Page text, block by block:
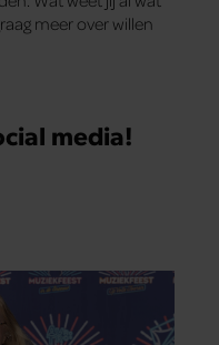
meer over willen
media!